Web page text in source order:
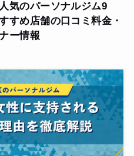
気のパーソナルジム9
すめ店舗の口コミ料金・
ー情報